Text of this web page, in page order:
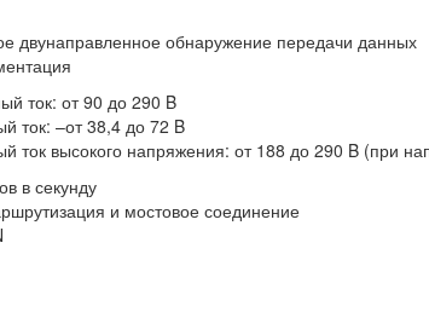
двунаправленное обнаружение передачи данных
ток: от 90 до 290 B
ток: –от 38,4 до 72 B
ток высокого напряжения: от 188 до 290 B (при
в секунду
и мостовое соединение